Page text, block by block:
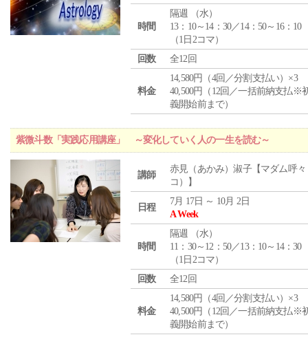
時間
隔週 （水）
13：10～14：30／14：50～16：10
（1日2コマ）
回数
全12回
料金
14,580円（4回／分割支払い）×3
40,500円（12回／一括前納支払※
義開始前まで）
紫微斗数「実践応用講座」 ～変化していく人の一生を読む～
講師
赤見（あかみ）淑子【マダム呼々
コ）】
日程
7月 17日 ～ 10月 2日
A Week
時間
隔週 （水）
11：30～12：50／13：10～14：30
（1日2コマ）
回数
全12回
料金
14,580円（4回／分割支払い）×3
40,500円（12回／一括前納支払※
義開始前まで）